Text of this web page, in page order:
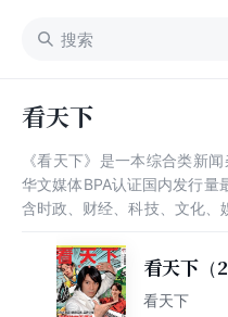
看天下
《看天下》是一本综合类新
华文媒体BPA认证国内发行量
含时政、财经、科技、文化、
看天下（
期）
看天下